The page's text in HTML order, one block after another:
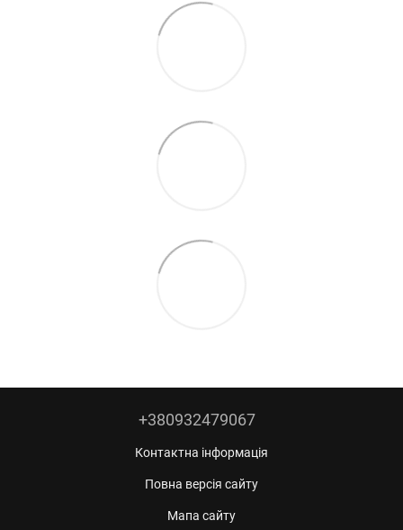
+380932479067
Контактна інформація
Повна версія сайту
Мапа сайту